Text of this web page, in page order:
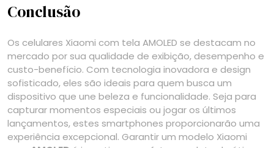
Conclusão
Os celulares Xiaomi com tela AMOLED se destacam no
mercado por sua qualidade de exibição, desempenho e
custo-benefício. Com tecnologia inovadora e design
sofisticado, eles são ideais para quem busca um
dispositivo que une beleza e funcionalidade. Seja para
capturar momentos especiais ou jogar os últimos
lançamentos, estes smartphones proporcionarão uma
experiência excepcional. Garantir um modelo Xiaomi